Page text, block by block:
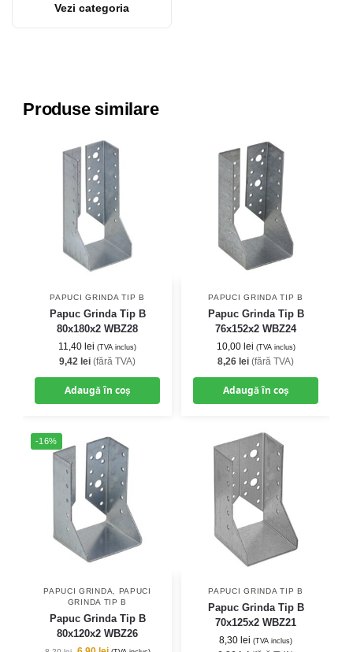
Vezi categoria
Produse similare
PAPUCI GRINDA TIP B
Papuc Grinda Tip B
80x180x2 WBZ28
11,40 lei (TVA inclus)
9,42 lei (fără TVA)
Adaugă în coș
PAPUCI GRINDA TIP B
Papuc Grinda Tip B
76x152x2 WBZ24
10,00 lei (TVA inclus)
8,26 lei (fără TVA)
Adaugă în coș
-16%
PAPUCI GRINDA, PAPUCI
GRINDA TIP B
Papuc Grinda Tip B
80x120x2 WBZ26
PAPUCI GRINDA TIP B
Papuc Grinda Tip B
70x125x2 WBZ21
8,30 lei (TVA inclus)